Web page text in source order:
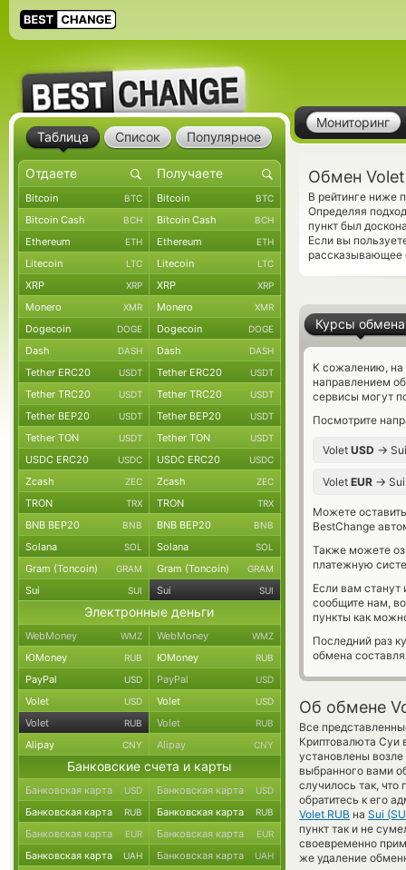
Мониторинг
Обмен Volet
В рейтинге ниже
Определяя
пункт был
Если вы
рассказывающее
Курсы обмена
К сожалению, на
направлением
сервисы могут
Посмотрите
Volet USD →
Volet EUR →
Можете
BestChange
Также можете
платежную
Если вам
сообщите нам,
пункты как
Последний раз
обмена
Об обмене
Все
Криптовалюта Суи
установлены
выбранного вами
случилось так,
обратитесь к его
Volet RUB на Sui
пункт так и не
своевременно
же удаление
Таблица Список Популярное
Bitcoin BTC Bitcoin BTC
Bitcoin Cash BCH Bitcoin Cash BCH
Ethereum ETH Ethereum ETH
Litecoin LTC Litecoin LTC
XRP XRP XRP XRP
Monero XMR Monero XMR
Dogecoin DOGE Dogecoin DOGE
Dash DASH Dash DASH
Tether ERC20 USDT Tether ERC20 USDT
Tether TRC20 USDT Tether TRC20 USDT
Tether BEP20 USDT Tether BEP20 USDT
Tether TON USDT Tether TON USDT
USDC ERC20 USDC USDC ERC20 USDC
Zcash ZEC Zcash ZEC
TRON TRX TRON TRX
BNB BEP20 BNB BNB BEP20 BNB
Solana SOL Solana SOL
Gram (Toncoin) GRAM Gram (Toncoin) GRAM
Sui SUI Sui SUI
Электронные деньги
WebMoney WMZ WebMoney WMZ
ЮMoney RUB ЮMoney RUB
PayPal USD PayPal USD
Volet USD Volet USD
Volet RUB Volet RUB
Alipay CNY Alipay CNY
Банковские счета и карты
Банковская карта USD Банковская карта USD
Банковская карта RUB Банковская карта RUB
Банковская карта EUR Банковская карта EUR
Банковская карта UAH Банковская карта UAH